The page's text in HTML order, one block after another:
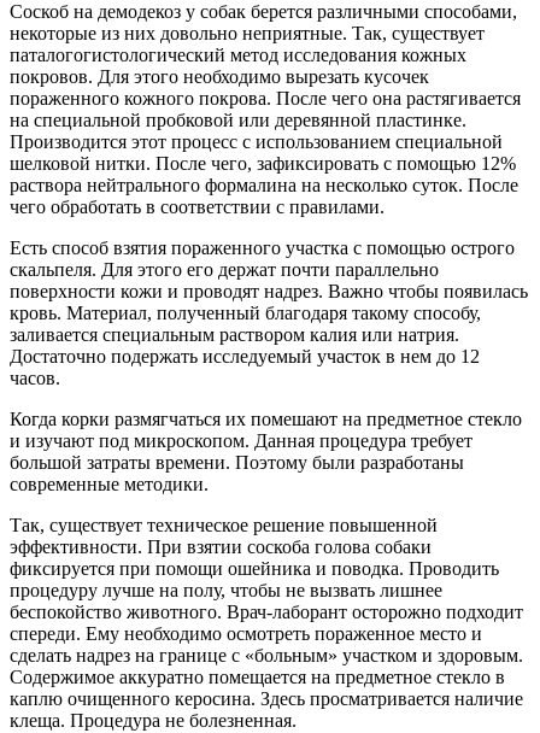
Соскоб на демодекоз у собак берется различными способами,
некоторые из них довольно неприятные. Так, существует
паталогогистологический метод исследования кожных
покровов. Для этого необходимо вырезать кусочек
пораженного кожного покрова. После чего она растягивается
на специальной пробковой или деревянной пластинке.
Производится этот процесс с использованием специальной
шелковой нитки. После чего, зафиксировать с помощью 12%
раствора нейтрального формалина на несколько суток. После
чего обработать в соответствии с правилами.
Есть способ взятия пораженного участка с помощью острого
скальпеля. Для этого его держат почти параллельно
поверхности кожи и проводят надрез. Важно чтобы появилась
кровь. Материал, полученный благодаря такому способу,
заливается специальным раствором калия или натрия.
Достаточно подержать исследуемый участок в нем до 12
часов.
Когда корки размягчаться их помешают на предметное стекло
и изучают под микроскопом. Данная процедура требует
большой затраты времени. Поэтому были разработаны
современные методики.
Так, существует техническое решение повышенной
эффективности. При взятии соскоба голова собаки
фиксируется при помощи ошейника и поводка. Проводить
процедуру лучше на полу, чтобы не вызвать лишнее
беспокойство животного. Врач-лаборант осторожно подходит
спереди. Ему необходимо осмотреть пораженное место и
сделать надрез на границе с «больным» участком и здоровым.
Содержимое аккуратно помещается на предметное стекло в
каплю очищенного керосина. Здесь просматривается наличие
клеща. Процедура не болезненная.